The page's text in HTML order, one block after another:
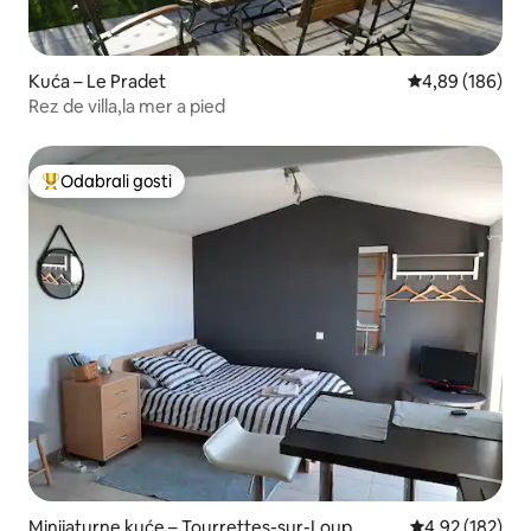
Kuća – Le Pradet Prosječna
4,89 (186)
Rez de villa,la mer a pied
Među najviše rangiranima s oznakom „Odabrali gosti”
Odabrali gosti